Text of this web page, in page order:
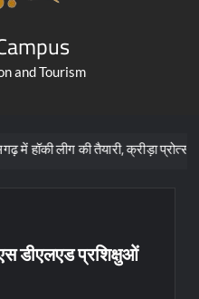
and Tourism
तैयारी, क्रीड़ा प्रोत्साहन योजना के
प्रशिक्षुओं